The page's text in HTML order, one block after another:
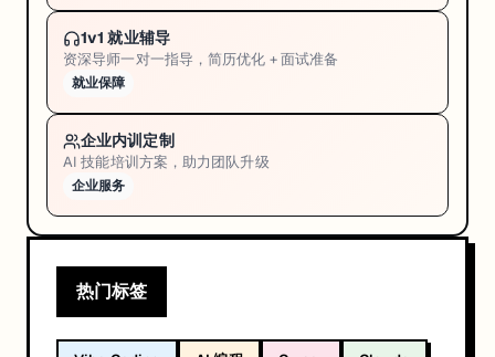
1v1 就业辅导
资深导师一对一指导，简历优化 + 面试准备
就业保障
企业内训定制
AI 技能培训方案，助力团队升级
企业服务
热门标签